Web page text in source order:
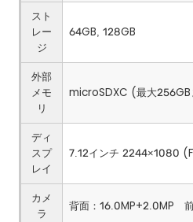
スト
レー
ジ
64GB, 128GB
外部
メモ
リ
microSDXC (最大256GB
ディ
スプ
レイ
7.12インチ 2244×1080
カメ
ラ
背面：16.0MP+2.0MP